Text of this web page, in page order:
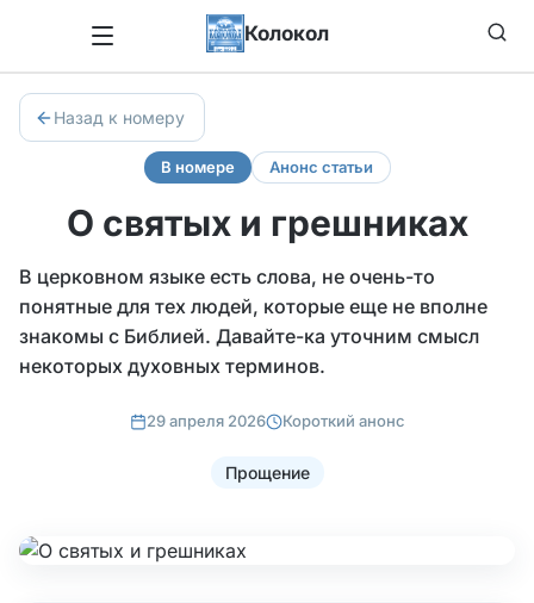
Колокол
Назад к номеру
В номере Анонс статьи
О святых и грешниках
В церковном языке есть слова, не очень-то
понятные для тех людей, которые еще не вполне
знакомы с Библией. Давайте-ка уточним смысл
некоторых духовных терминов.
29 апреля 2026 Короткий анонс
Прощение